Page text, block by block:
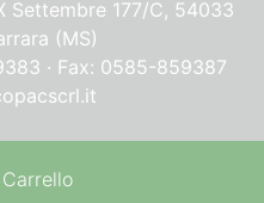
Settembre 177/C, 54033
(MS)
· Fax: 0585-859387